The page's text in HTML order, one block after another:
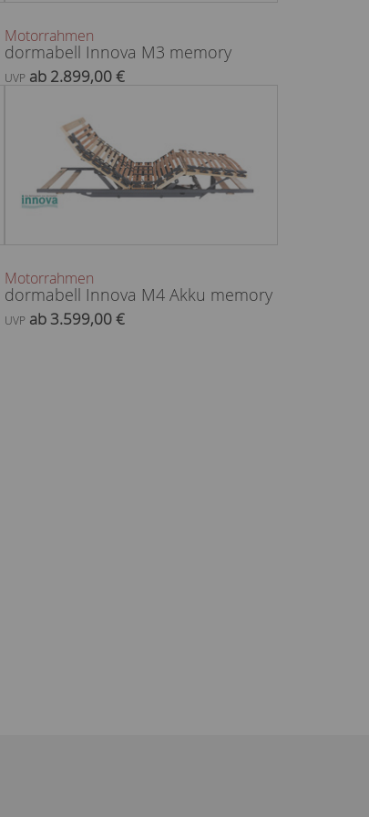
Motorrahmen
dormabell Innova M3 memory
UVP ab 2.899,00 €
Motorrahmen
dormabell Innova M4 Akku memory
UVP ab 3.599,00 €